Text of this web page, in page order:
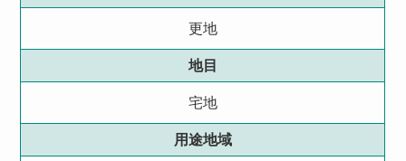
更地
地目
宅地
用途地域